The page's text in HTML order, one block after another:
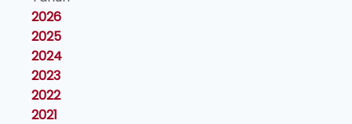
2026
2025
2024
2023
2022
2021